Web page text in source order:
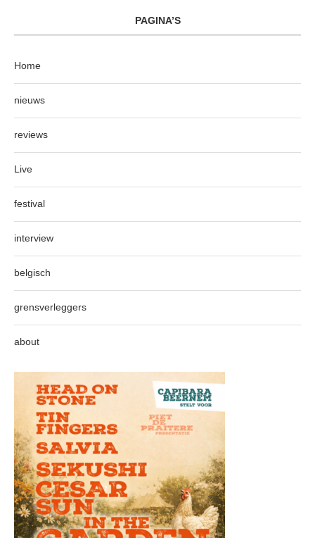
PAGINA’S
Home
nieuws
reviews
Live
festival
interview
belgisch
grensverleggers
about